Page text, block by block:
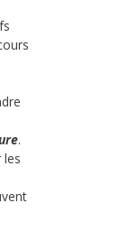
.
les